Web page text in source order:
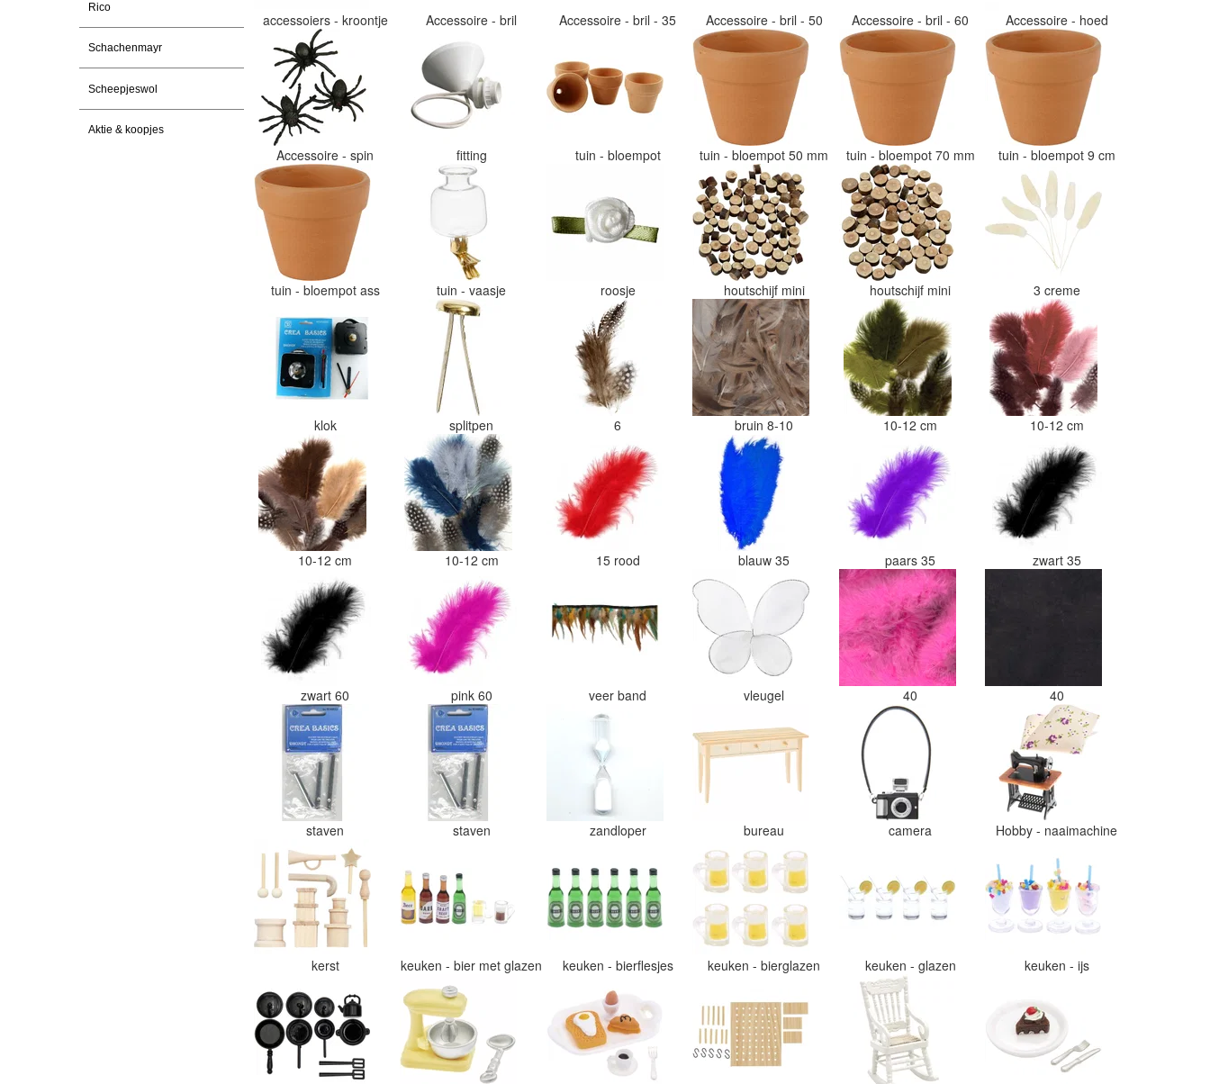
Rico
Schachenmayr
Scheepjeswol
Aktie & koopjes
accessoiers - kroontje Accessoire - bril Accessoire - bril - 35 Accessoire - bril - 50 Accessoire - bril - 60 Accessoire - hoed
Accessoire - spin fitting tuin - bloempot tuin - bloempot 50 mm tuin - bloempot 70 mm tuin - bloempot 9 cm
tuin - bloempot ass tuin - vaasje roosje houtschijf mini houtschijf mini 3 creme
klok splitpen 6 bruin 8-10 10-12 cm 10-12 cm
10-12 cm 10-12 cm 15 rood blauw 35 paars 35 zwart 35
zwart 60 pink 60 veer band vleugel 40 40
staven staven zandloper bureau camera Hobby - naaimachine
kerst keuken - bier met glazen keuken - bierflesjes keuken - bierglazen keuken - glazen keuken - ijs